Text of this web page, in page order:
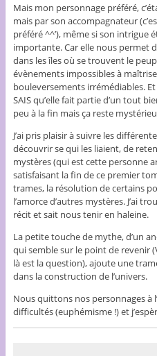
Mais mon personnage préféré,
mais par son accompagnateur
préféré ^^’), même si son intrigue
importante. Car elle nous permet
dans les îles où se trouvent le
évènements impossibles à
bouleversements irrémédiables.
SAIS qu’elle fait partie d’un tout
peu à la fin mais ça reste
J’ai pris plaisir à suivre les
découvrir se qui les liaient, de
mystères (qui est cette personne
satisfaisant la fin de ce premier
trames, la résolution de certains
l’amorce d’autres mystères. J’ai
récit et sait nous tenir en haleine.
La petite touche de mythe, d’un
qui semble sur le point de revenir
là est la question), ajoute une
dans la construction de l’univers.
Nous quittons nos personnages à
difficultés (euphémisme !) et